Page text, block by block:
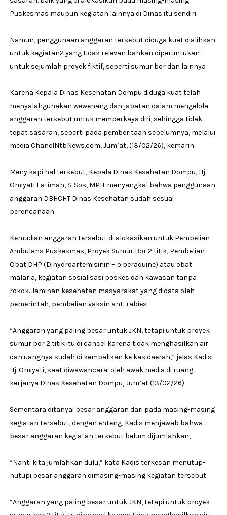
Puskesmas maupun kegiatan lainnya di Dinas itu sendiri.
Namun, penggunaan anggaran tersebut diduga kuat dialihkan
untuk kegiatan2 yang tidak relevan bahkan diperuntukan
untuk sejumlah proyek fiktif, seperti sumur bor dan lainnya
Karena Kepala Dinas Kesehatan Dompu diduga kuat telah
menyalahgunakan wewenang dan jabatan dalam mengelola
anggaran tersebut untuk memperkaya diri, sehingga tidak
tepat sasaran, seperti pada pemberitaan sebelumnya, melalui
media ChanelNtbNews.com, Jum’at, (13/02/26), kemarin
Menyikapi hal tersebut, Kepala Dinas Kesehatan Dompu, Hj.
Omiyati Fatimah, S. Sos, MPH. menyangkal bahwa penggunaan
anggaran DBHCHT Dinas Kesehatan sudah sesuai
perencanaan.
Kemudian anggaran tersebut di alokasikan untuk Pembelian
Ambulans Puskesmas, Proyek Sumur Bor 2 titik, Pembelian
Obat DHP (Dihydroartemisinin – piperaquine) atau obat
malaria, kegiatan sosialisasi poskes dan kawasan tanpa
rokok. Jaminan kesehatan masyarakat yang didata oleh
pemerintah, pembelian vaksin anti rabies
“Anggaran yang paling besar untuk JKN, tetapi untuk proyek
sumur bor 2 titik itu di cancel karena tidak menghasilkan air
dan uangnya sudah di kembalikan ke kas daerah,” jelas Kadis
Hj. Omiyati, saat diwawancarai oleh awak media di ruang
kerjanya Dinas Kesehatan Dompu, Jum’at (13/02/26)
Sementara ditanyai besar anggaran dari pada masing-masing
kegiatan tersebut, dengan enteng, Kadis menjawab bahwa
besar anggaran kegiatan tersebut belum dijumlahkan,
“Nanti kita jumlahkan dulu,” kata Kadis terkesan menutup-
nutupi besar anggaran dimasing-masing kegiatan tersebut.
“Anggaran yang paling besar untuk JKN, tetapi untuk proyek